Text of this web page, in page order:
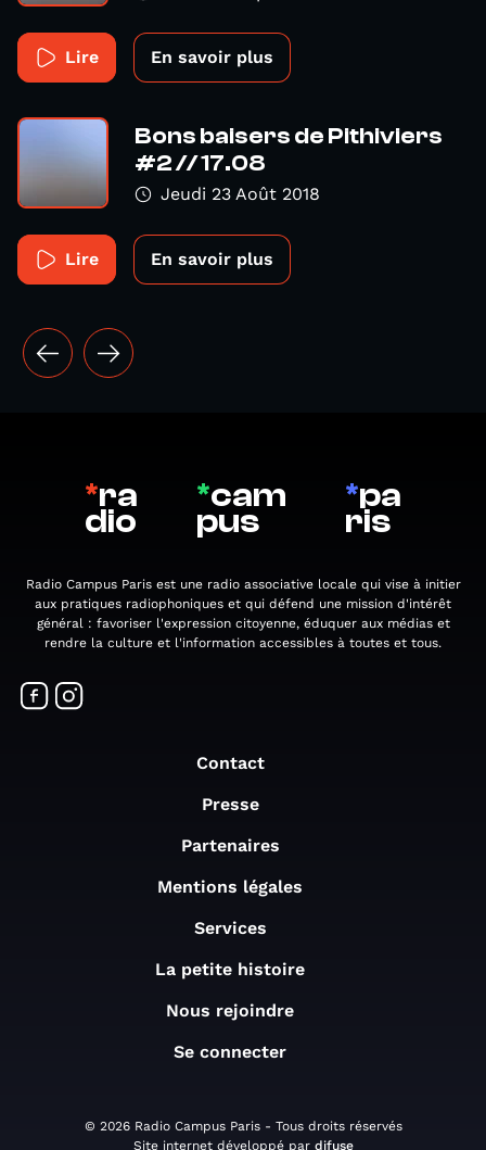
Lire En savoir plus
Bons baisers de Pithiviers
#2 // 17.08
Jeudi 23 Août 2018
Lire En savoir plus
*ra
dio
*cam
pus
*pa
ris
Radio Campus Paris est une radio associative locale qui vise à initier
aux pratiques radiophoniques et qui défend une mission d'intérêt
général : favoriser l'expression citoyenne, éduquer aux médias et
rendre la culture et l'information accessibles à toutes et tous.
Contact
Presse
Partenaires
Mentions légales
Services
La petite histoire
Nous rejoindre
Se connecter
© 2026 Radio Campus Paris - Tous droits réservés
Site internet développé par difuse